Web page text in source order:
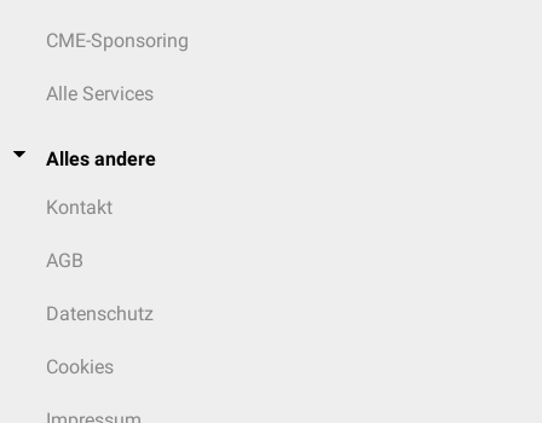
CME-Sponsoring
Alle Services
Alles andere
Kontakt
AGB
Datenschutz
Cookies